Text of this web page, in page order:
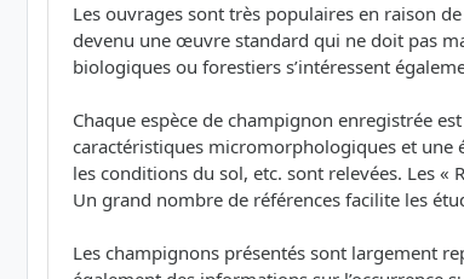
Les ouvrages sont très populaires en raison
devenu une œuvre standard qui ne doit pas
biologiques ou forestiers s’intéressent
Chaque espèce de champignon enregistrée
caractéristiques micromorphologiques et une
les conditions du sol, etc. sont relevées. Les
Un grand nombre de références facilite les
Les champignons présentés sont largement